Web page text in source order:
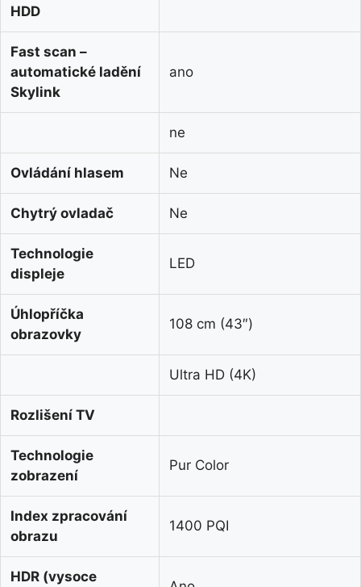
HDD
Fast scan –
automatické ladění
Skylink
ano
ne
Ovládání hlasem Ne
Chytrý ovladač Ne
Technologie
displeje
LED
Úhlopříčka
obrazovky
108 cm (43″)
Ultra HD (4K)
Rozlišení TV
Technologie
zobrazení
Pur Color
Index zpracování
obrazu
1400 PQI
HDR (vysoce